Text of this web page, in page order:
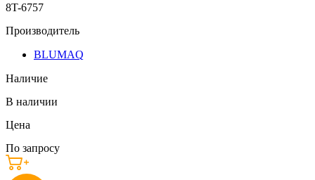
8T-6757
Производитель
BLUMAQ
Наличие
В наличии
Цена
По запросу